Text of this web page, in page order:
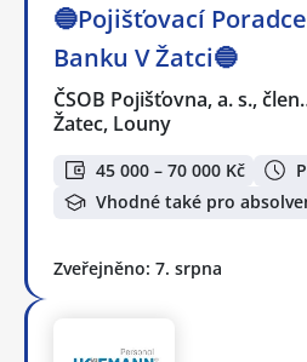
🔵Pojišťovací
Banku V Žatci🔵
ČSOB Pojišťovna, a. s.,
Žatec, Louny
45 000 – 70 000 Kč
Vhodné také pro
Zveřejněno: 7. srpna